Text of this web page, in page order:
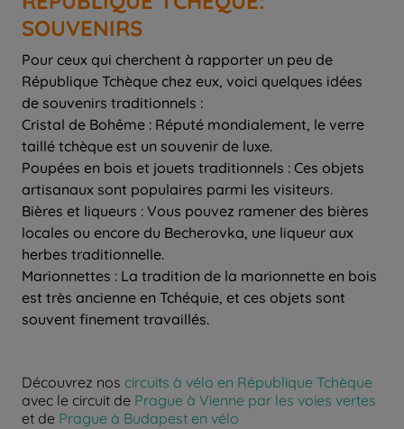
SOUVENIRS
Pour ceux qui cherchent à rapporter un peu de
République Tchèque chez eux, voici quelques idées
de souvenirs traditionnels :
Cristal de Bohême : Réputé mondialement, le verre
taillé tchèque est un souvenir de luxe.
Poupées en bois et jouets traditionnels : Ces objets
artisanaux sont populaires parmi les visiteurs.
Bières et liqueurs : Vous pouvez ramener des bières
locales ou encore du Becherovka, une liqueur aux
herbes traditionnelle.
Marionnettes : La tradition de la marionnette en bois
est très ancienne en Tchéquie, et ces objets sont
souvent finement travaillés.
Découvrez nos circuits à vélo en République Tchèque
avec le circuit de Prague à Vienne par les voies vertes
et de Prague à Budapest en vélo